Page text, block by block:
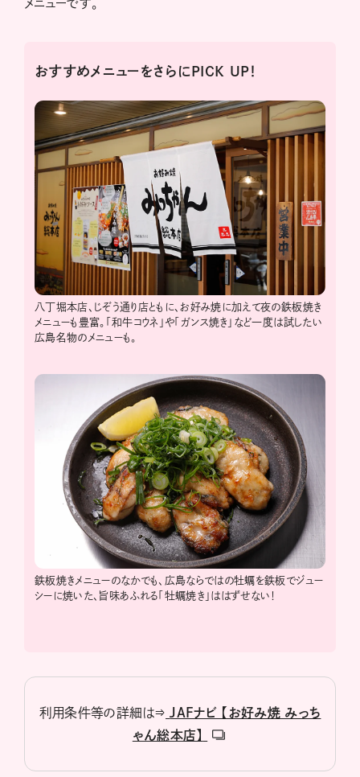
メニューです。
おすすめメニューをさらにPICK UP！
八丁堀本店、じぞう通り店ともに、お好み焼に加えて夜の鉄板焼き
メニューも豊富。「和牛コウネ」や「ガンス焼き」など一度は試したい
広島名物のメニューも。
鉄板焼きメニューのなかでも、広島ならではの牡蠣を鉄板でジュー
シーに焼いた、旨味あふれる「牡蠣焼き」ははずせない！
利用条件等の詳細は⇒ JAFナビ 【お好み焼 みっち
ゃん総本店】